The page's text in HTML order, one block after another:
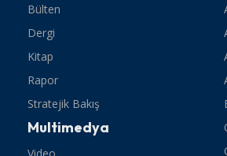
Bülten
Dergi
Kitap
Rapor
Stratejik Bakış
Multimedya